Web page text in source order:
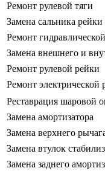
Ремонт рулевой тяги
Замена сальника рейки
Ремонт
Замена внешнего и
Ремонт рулевой рейки
Ремонт электрической
Реставрация шаровой
Замена амортизатора
Замена верхнего
Замена втулок
Замена заднего